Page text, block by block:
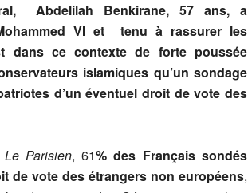
Abdelilah Benkirane, 57 ans, a
VI et tenu à rassurer les
dans ce contexte de forte poussée
islamiques qu’un sondage
d’un éventuel droit de vote des
Le Parisien, 61% des Français sondés
de vote des étrangersnon européens,